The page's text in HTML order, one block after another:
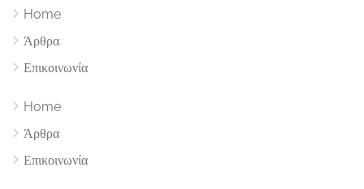
Home
Άρθρα
Επικοινωνία
Home
Άρθρα
Επικοινωνία